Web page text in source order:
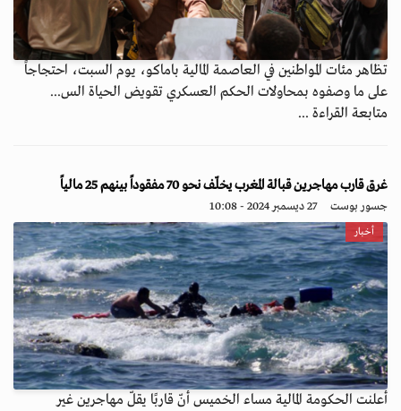
تظاهر مئات المواطنين في العاصمة المالية باماكو، يوم السبت، احتجاجاً
على ما وصفوه بمحاولات الحكم العسكري تقويض الحياة الس...
متابعة القراءة ...
غرق قارب مهاجرين قبالة المغرب يخلّف نحو 70 مفقوداً بينهم 25 مالياً
جسور بوست 27 ديسمبر 2024 - 10:08
أخبار
أعلنت الحكومة المالية مساء الخميس أنّ قاربًا يقلّ مهاجرين غير